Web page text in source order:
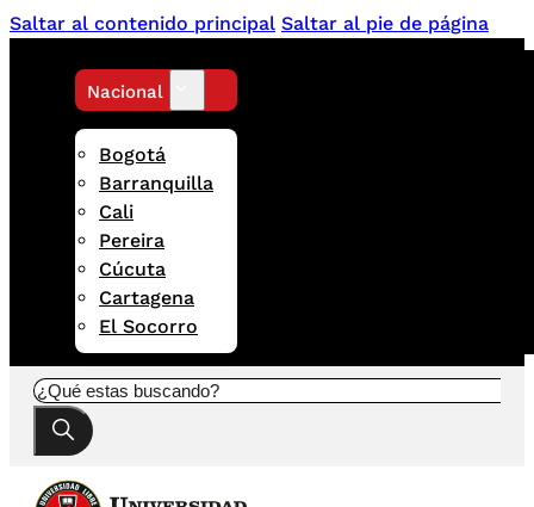
Saltar al contenido principal Saltar al pie de página
Nacional
Bogotá
Barranquilla
Cali
Pereira
Cúcuta
Cartagena
El Socorro
Buscar